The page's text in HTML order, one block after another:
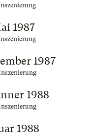
1987
1987
1988
1988